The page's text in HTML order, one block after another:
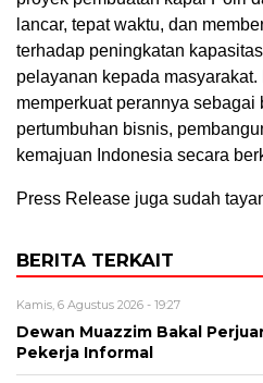
lancar, tepat waktu, dan
terhadap peningkatan
pelayanan kepada
memperkuat perannya sebagai
pertumbuhan bisnis,
kemajuan Indonesia secara
Press Release juga sudah
BERITA TERKAIT
Kamis, 6 Agustus 2026 - 19:27
Dewan Muazzim Bakal
Pekerja Informal